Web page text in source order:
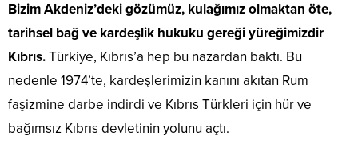
Bizim Akdeniz’deki gözümüz, kulağımız olmaktan öte,
tarihsel bağ ve kardeşlik hukuku gereği yüreğimizdir
Kıbrıs.Türkiye, Kıbrıs’a hep bu nazardan baktı. Bu
nedenle 1974’te, kardeşlerimizin kanını akıtan Rum
faşizmine darbe indirdi ve Kıbrıs Türkleri için hür ve
bağımsız Kıbrıs devletinin yolunu açtı.